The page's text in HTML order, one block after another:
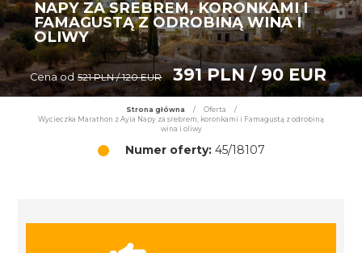
NAPY ZA SREBREM, KORONKAMI I
FAMAGUSTĄ Z ODROBINĄ WINA I
OLIWY
Cena od 521 PLN / 120 EUR 391 PLN / 90 EUR
Strona główna / Oferta
/
Wycieczka Marathon z Ayia Napy za srebrem, koronkami i Famagustą z odrobiną
wina i oliwy
Numer oferty:45/18107